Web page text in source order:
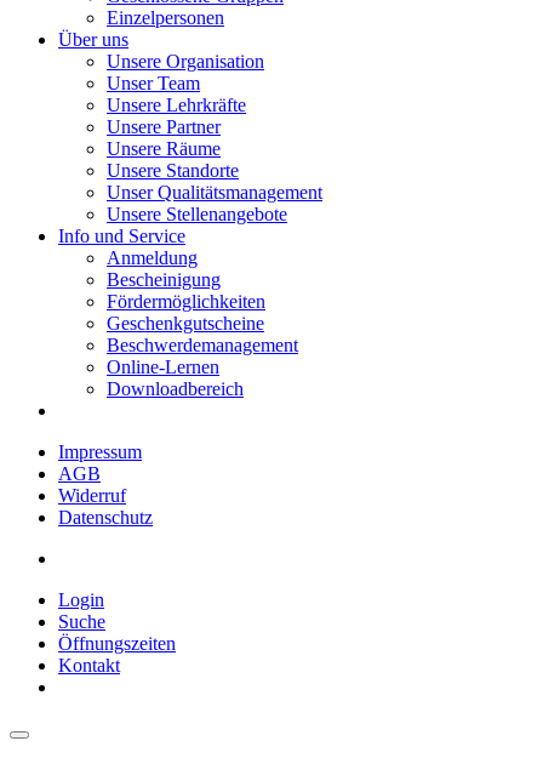
Einzelpersonen
Über uns
Unsere Organisation
Unser Team
Unsere Lehrkräfte
Unsere Partner
Unsere Räume
Unsere Standorte
Unser Qualitätsmanagement
Unsere Stellenangebote
Info und Service
Anmeldung
Bescheinigung
Fördermöglichkeiten
Geschenkgutscheine
Beschwerdemanagement
Online-Lernen
Downloadbereich
Impressum
AGB
Widerruf
Datenschutz
Login
Suche
Öffnungszeiten
Kontakt